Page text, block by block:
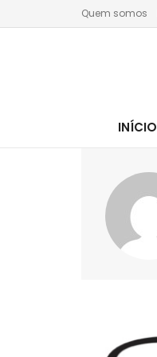
Quem somos
INÍCIO